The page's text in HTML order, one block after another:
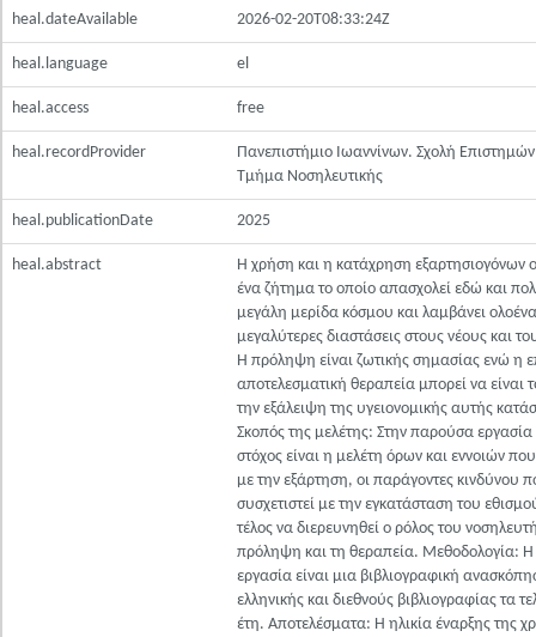
heal.dateAvailable 2026-02-20T08:33:24Z
heal.language el
heal.access free
heal.recordProvider
Πανεπιστήμιο Ιωαννίνων. Σχολή Επιστημών
Τμήμα Νοσηλευτικής
heal.publicationDate 2025
heal.abstract
Η χρήση και η κατάχρηση εξαρτησιογόνων
ένα ζήτημα το οποίο απασχολεί εδώ και
μεγάλη μερίδα κόσμου και λαμβάνει
μεγαλύτερες διαστάσεις στους νέους και
Η πρόληψη είναι ζωτικής σημασίας ενώ η
αποτελεσματική θεραπεία μπορεί να είναι
την εξάλειψη της υγειονομικής αυτής
Σκοπός της μελέτης: Στην παρούσα εργασία
στόχος είναι η μελέτη όρων και εννοιών που
με την εξάρτηση, οι παράγοντες κινδύνου
συσχετιστεί με την εγκατάσταση του
τέλος να διερευνηθεί ο ρόλος του
πρόληψη και τη θεραπεία. Μεθοδολογία:
εργασία είναι μια βιβλιογραφική
ελληνικής και διεθνούς βιβλιογραφίας τα
έτη. Αποτελέσματα: Η ηλικία έναρξης της